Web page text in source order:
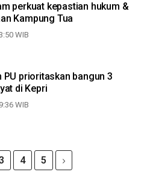
perkuat kepastian hukum &
Kampung Tua
WIB
PU prioritaskan bangun 3
di Kepri
WIB
4 5